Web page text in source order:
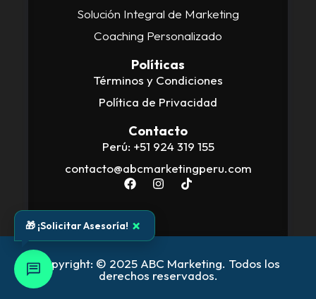
Solución Integral de Marketing
Coaching Personalizado
Políticas
Términos y Condiciones
Política de Privacidad
Contacto
Perú: +51 924 319 155
contacto@abcmarketingperu.com
Copyright: © 2025 ABC Marketing. Todos los
derechos reservados.
🎁 ¡Solicitar Asesoría! ×